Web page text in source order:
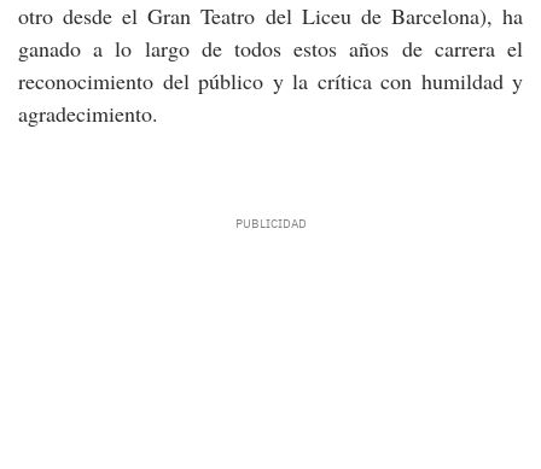
otro desde el Gran Teatro del Liceu de Barcelona), ha
ganado a lo largo de todos estos años de carrera el
reconocimiento del público y la crítica con humildad y
agradecimiento.